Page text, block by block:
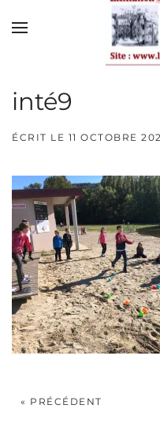
Skip to main content
inté9
ÉCRIT LE 11 OCTOBRE
« PRÉCÉDENT